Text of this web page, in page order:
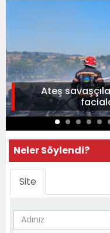
Ateş
Neler Söylendi?
Site